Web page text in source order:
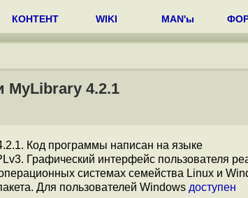
КОНТЕНТ WIKI MAN'ы
MyLibrary 4.2.1
Код программы написан на языке
Графический интерфейс пользователя
системах семейства Linux и
Для пользователей Windows доступен